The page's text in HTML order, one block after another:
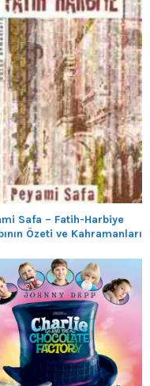
Safa – Fatih-Harbiye
Özeti ve Kahramanları